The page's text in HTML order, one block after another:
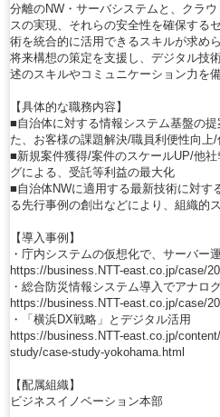
分離のNW・サーバシステムと、クラ
スの実現、それらの安全性を確保する
術を統合的に活用できるスキルが求め
将来構想の策定を支援し、デジタル技
述のスキルやコミュニケーション力を
【具体的な職務内容】
■自治体に対する情報システム基盤の
た、お客様の課題解決/職員利便性向上
■新規案件獲得/案件のスケールUP/他
グによる、受託等利益の最大化
■自治体NWに適用する最新技術に対す
る先行事例の創出などにより、組織的
【導入事例】
・庁内システムの仮想化で、サーバー
https://business.NTT-east.co.jp/case/
・総合防災情報システム導入でアナロ
https://business.NTT-east.co.jp/case/
・「横浜DX戦略」とデジタル活用
https://business.NTT-east.co.jp/
study/case-study-yokohama.html
【配属組織】
ビジネスイノベーション本部